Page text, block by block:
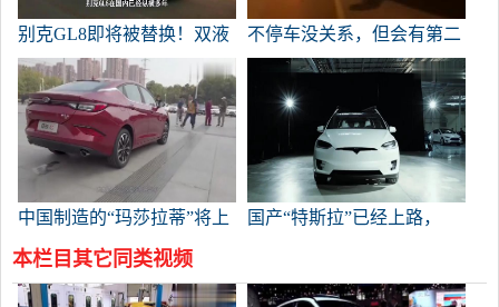
别克GL8即将被替换！双液
晶大屏幕，高度还原avenir
不停车没关系，但会有第二
次碰撞
中国制造的“玛莎拉蒂”将上
市，大屏Trass，84800预售
国产“特斯拉”已经上路，
多公里。
本栏目其它同类视频